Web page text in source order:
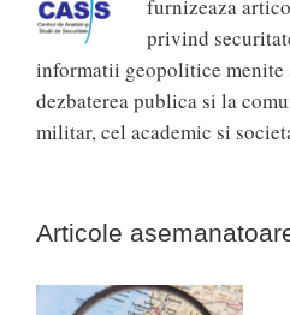
furnizeaza
privind
informatii geopolitice menite
dezbaterea publica si la
militar, cel academic si
Articole